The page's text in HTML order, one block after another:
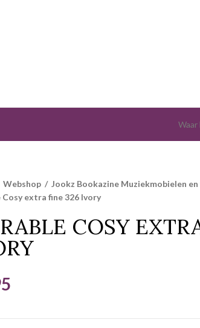
Webshop / Jookz Bookazine Muziekmobielen
Cosy extra fine 326 Ivory
COSY